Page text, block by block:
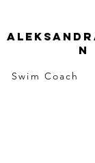
n
Swim Coach